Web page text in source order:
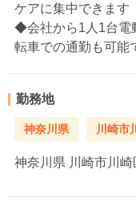
ケアに集中できます
◆会社から1人1台電
転車での通勤も可能
勤務地
神奈川県 川崎市
神奈川県 川崎市川崎